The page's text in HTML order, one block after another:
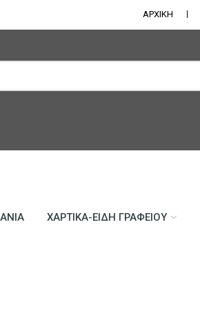
ΑΡΧΙΚΗ
ΧΑΡΤΙΚΆ-ΕΊΔΗ ΓΡΑΦΕΊΟΥ